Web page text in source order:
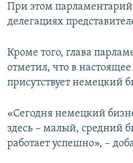
При этом парламентарий
делегациях
Кроме того, глава
отметил, что в
присутствует немецкий
«Сегодня немецкий
здесь – малый, средний
работает успешно», –